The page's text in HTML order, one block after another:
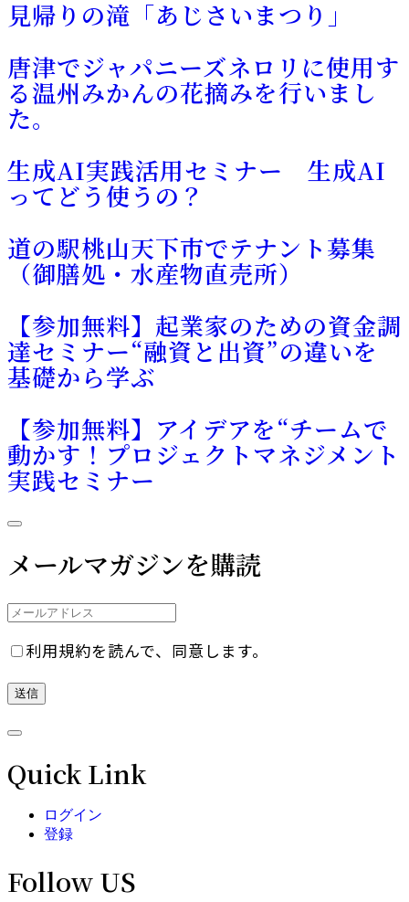
見帰りの滝「あじさいまつり」
唐津でジャパニーズネロリに使用す
る温州みかんの花摘みを行いまし
た。
生成AI実践活用セミナー 生成AI
ってどう使うの？
道の駅桃山天下市でテナント募集
（御膳処・水産物直売所）
【参加無料】起業家のための資金調
達セミナー“融資と出資”の違いを
基礎から学ぶ
【参加無料】アイデアを“チームで
動かす！プロジェクトマネジメント
実践セミナー
メールマガジンを購読
利用規約を読んで、同意します。
Quick Link
ログイン
登録
Follow US